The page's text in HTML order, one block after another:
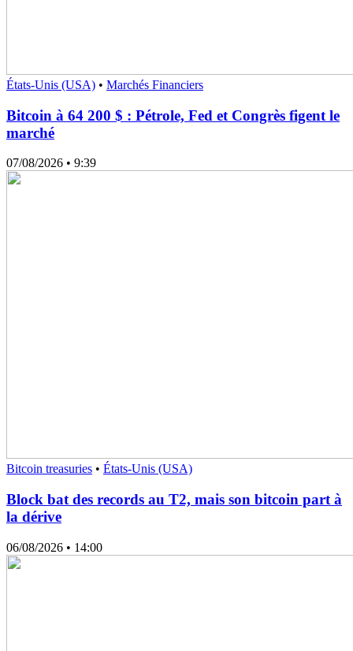
États-Unis (USA) • Marchés Financiers
Bitcoin à 64 200 $ : Pétrole, Fed et Congrès figent le
marché
07/08/2026 • 9:39
Bitcoin treasuries • États-Unis (USA)
Block bat des records au T2, mais son bitcoin part à
la dérive
06/08/2026 • 14:00